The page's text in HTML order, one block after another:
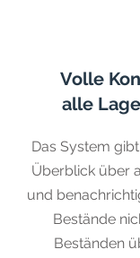
Volle
alle
Das System
Überblick über
und
Bestände
Beständen